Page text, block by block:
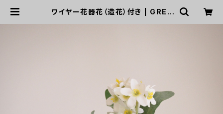
ワイヤー花器花（造花）付き | GREE